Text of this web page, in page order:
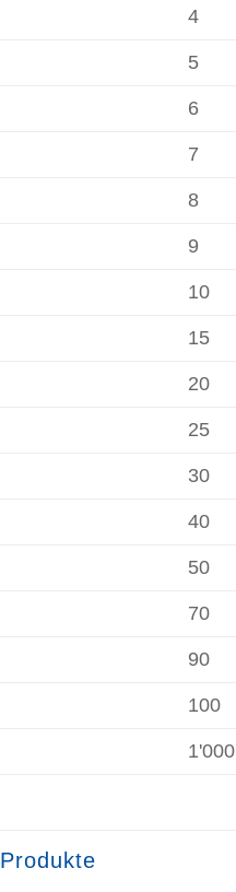
4
5
6
7
8
9
10
15
20
25
30
40
50
70
90
100
1'000